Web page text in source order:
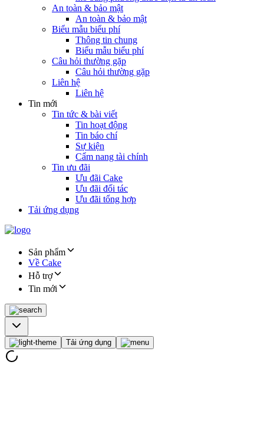
An toàn & bảo mật
An toàn & bảo mật
Biểu mẫu biểu phí
Thông tin chung
Biểu mẫu biểu phí
Câu hỏi thường gặp
Câu hỏi thường gặp
Liên hệ
Liên hệ
Tin mới
Tin tức & bài viết
Tin hoạt động
Tin báo chí
Sự kiện
Cẩm nang tài chính
Tin ưu đãi
Ưu đãi Cake
Ưu đãi đối tác
Ưu đãi tổng hợp
Tải ứng dụng
Sản phẩm
Về Cake
Hỗ trợ
Tin mới
Tải ứng dụng